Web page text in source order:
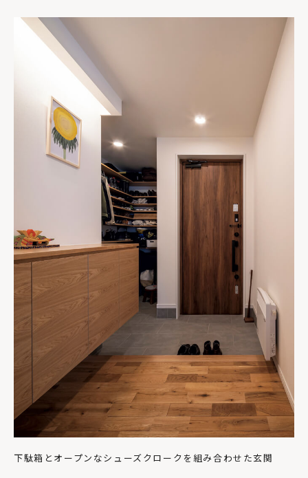
下駄箱とオープンなシューズクロークを組み合わせた玄関